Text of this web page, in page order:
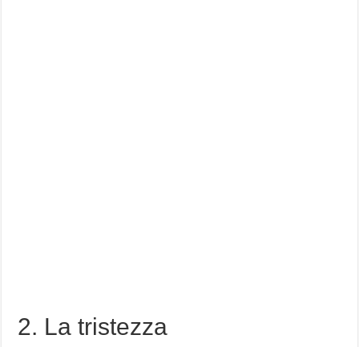
2. La tristezza